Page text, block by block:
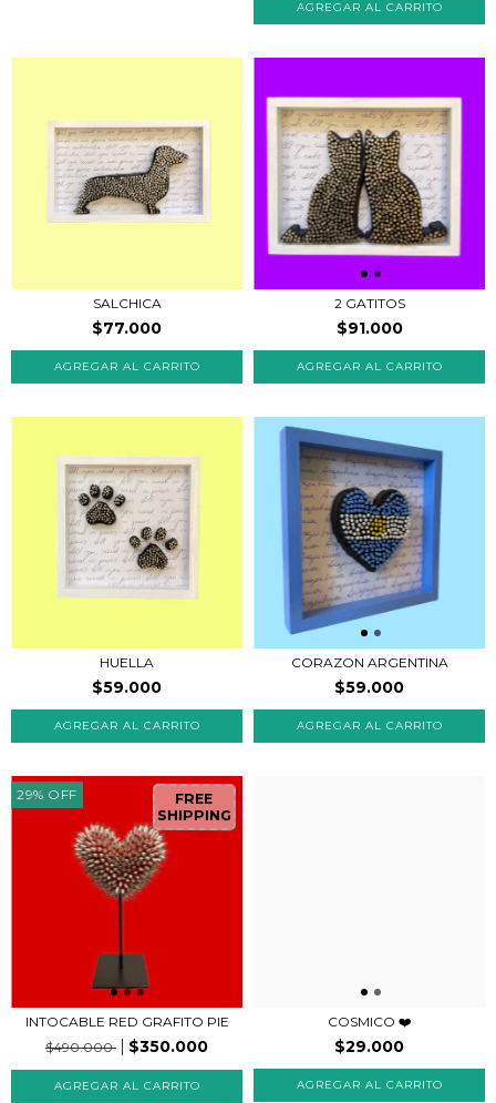
SALCHICA
$77.000
2 GATITOS
$91.000
HUELLA
$59.000
CORAZON ARGENTINA
$59.000
29% OFF FREE
SHIPPING
INTOCABLE RED GRAFITO PIE
$490.000
$350.000
COSMICO ❤️
$29.000